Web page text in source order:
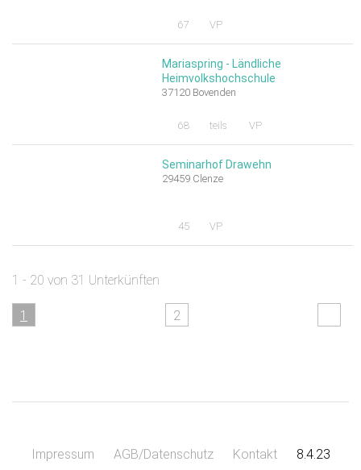
67 VP
Mariaspring - Ländliche
Heimvolkshochschule
37120 Bovenden
68 teils VP
Seminarhof Drawehn
29459 Clenze
45 VP
1 - 20 von 31 Unterkünften
1 2
Impressum AGB/Datenschutz Kontakt 8.4.23